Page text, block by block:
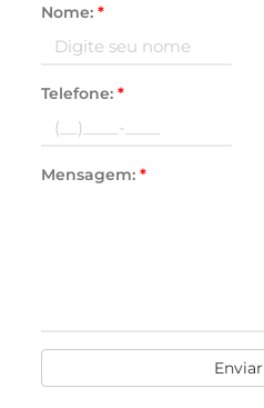
Nome: *
Telefone: *
Mensagem: *
Enviar